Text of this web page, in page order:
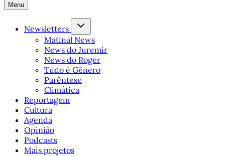
Menu
Newsletters
Matinal News
News do Juremir
News do Roger
Tudo é Gênero
Parêntese
Climática
Reportagem
Cultura
Agenda
Opinião
Podcasts
Mais projetos